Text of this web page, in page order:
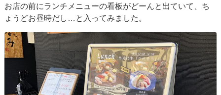
お店の前にランチメニューの看板がどーんと出ていて、ち
ょうどお昼時だし…と入ってみました。